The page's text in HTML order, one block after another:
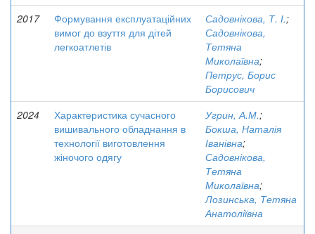
2017
Формування експлуатаційних
вимог до взуття для дітей
легкоатлетів
Садовнікова, Т. І.;
Садовнікова,
Тетяна
Миколаївна;
Петрус, Борис
Борисович
2024
Характеристика сучасного
вишивального обладнання в
технології виготовлення
жіночого одягу
Угрин, А.М.;
Бокша, Наталія
Іванівна;
Садовнікова,
Тетяна
Миколаївна;
Лозинська, Тетяна
Анатоліївна